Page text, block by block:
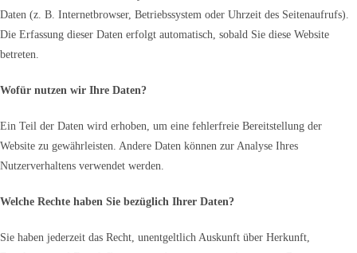
Daten (z. B. Internetbrowser, Betriebssystem oder Uhrzeit des Seitenaufrufs).
Die Erfassung dieser Daten erfolgt automatisch, sobald Sie diese Website
betreten.
Wofür nutzen wir Ihre Daten?
Ein Teil der Daten wird erhoben, um eine fehlerfreie Bereitstellung der
Website zu gewährleisten. Andere Daten können zur Analyse Ihres
Nutzerverhaltens verwendet werden.
Welche Rechte haben Sie bezüglich Ihrer Daten?
Sie haben jederzeit das Recht, unentgeltlich Auskunft über Herkunft,